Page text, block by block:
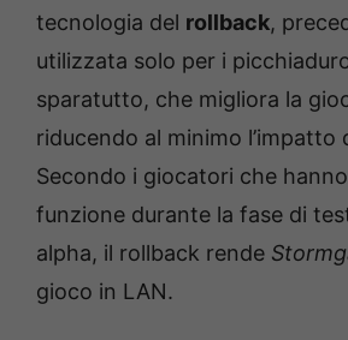
tecnologia del rollback,
utilizzata solo per i
sparatutto, che migliora la
riducendo al minimo l’impatto
Secondo i giocatori che
funzione durante la fase di
alpha, il rollback rende
gioco in LAN.